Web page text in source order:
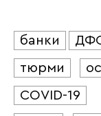
банки
тюрми
COVID-19